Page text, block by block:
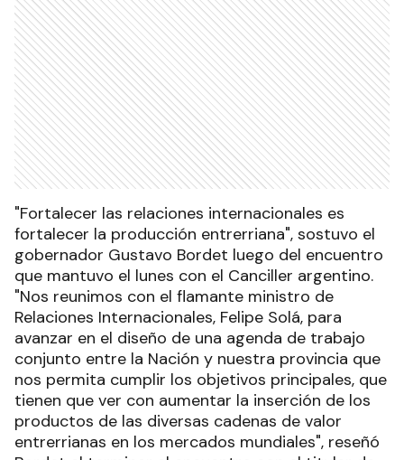
"Fortalecer las relaciones internacionales es
fortalecer la producción entrerriana", sostuvo el
gobernador Gustavo Bordet luego del encuentro
que mantuvo el lunes con el Canciller argentino.
"Nos reunimos con el flamante ministro de
Relaciones Internacionales, Felipe Solá, para
avanzar en el diseño de una agenda de trabajo
conjunto entre la Nación y nuestra provincia que
nos permita cumplir los objetivos principales, que
tienen que ver con aumentar la inserción de los
productos de las diversas cadenas de valor
entrerrianas en los mercados mundiales", reseñó